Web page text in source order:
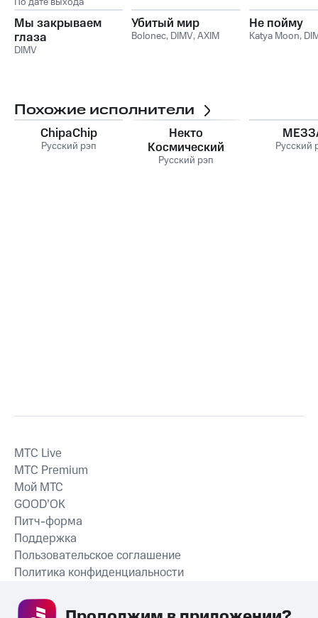
Мы закрываем
глаза
DIMV
Убитый мир
Bolonec, DIMV,AXIM
Не пойму
Katya Moon,
Похожие исполнители
ChipaChip
Русский рэп
Некто
Космический
Русский рэп
Русский
СКАЧАТЬ ПРИЛОЖЕНИЕ
MTС Live
MTС Premium
Мой МТС
GOOD’OK
Питч-форма
Поддержка
Пользовательское соглашение
Политика конфиденциальности